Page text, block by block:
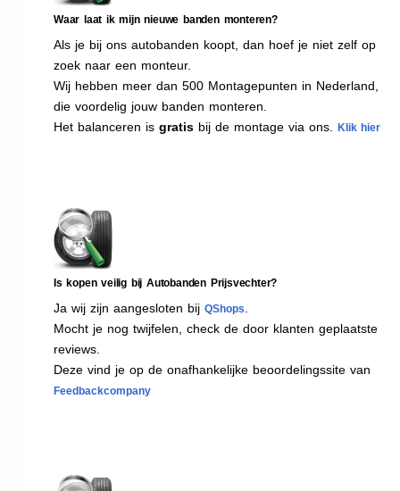
Waar laat ik mijn nieuwe banden monteren?
Als je bij ons autobanden koopt, dan hoef je niet zelf op
zoek naar een monteur.
Wij hebben meer dan 500 Montagepunten in Nederland,
die voordelig jouw banden monteren.
Het balanceren is gratis bij de montage via ons. Klik hier
Is kopen veilig bij Autobanden Prijsvechter?
Ja wij zijn aangesloten bij QShops
Mocht je nog twijfelen, check de door klanten geplaatste
reviews.
Deze vind je op de onafhankelijke beoordelingssite van
Feedbackcompany